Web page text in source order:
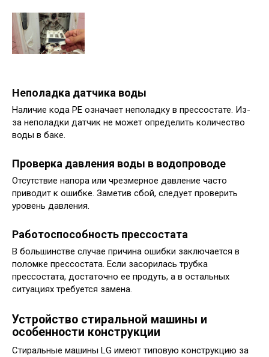
Неполадка датчика воды
Наличие кода РЕ означает неполадку в прессостате. Из-
за неполадки датчик не может определить количество
воды в баке.
Проверка давления воды в водопроводе
Отсутствие напора или чрезмерное давление часто
приводит к ошибке. Заметив сбой, следует проверить
уровень давления.
Работоспособность прессостата
В большинстве случае причина ошибки заключается в
поломке прессостата. Если засорилась трубка
прессостата, достаточно ее продуть, а в остальных
ситуациях требуется замена.
Устройство стиральной машины и
особенности конструкции
Стиральные машины LG имеют типовую конструкцию за